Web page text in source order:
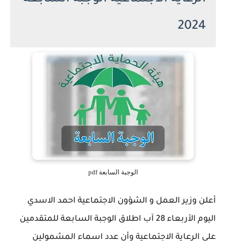
2024
الوجبة السابعة pdf
أعلن وزير العمل و الشؤون الاجتماعية احمد الاسدي
اليوم الأربعاء 28 آب اطلاق الوجبة السابعة للمتقدمين
على الرعاية الاجتماعية وأن عدد اسماء المشمولين